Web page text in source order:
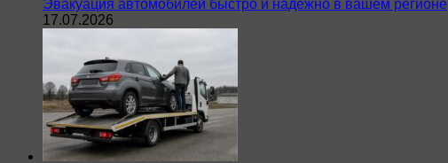
Эвакуация автомобилей быстро и надежно в вашем регионе
17.07.2026